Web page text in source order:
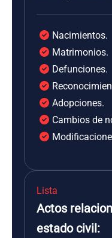
Nacimientos.
Matrimonios.
Defunciones.
Adopciones.
Cambios de
Lista
Actos
estado civil: